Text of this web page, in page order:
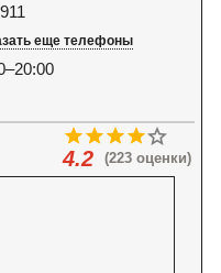
еще телефоны
(223 оценки)
4.2